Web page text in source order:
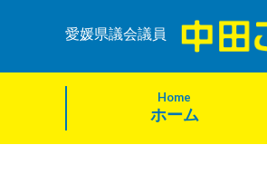
愛媛県議会議員
Home
ホーム